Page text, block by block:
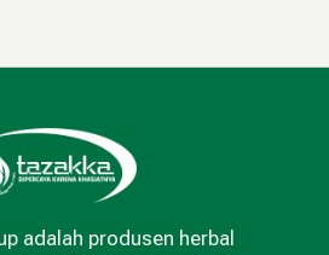
adalah produsen herbal